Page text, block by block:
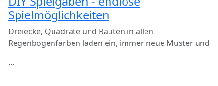
Spielmöglichkeiten
Dreiecke, Quadrate und Rauten in allen
Regenbogenfarben laden ein, immer neue Muster und
...